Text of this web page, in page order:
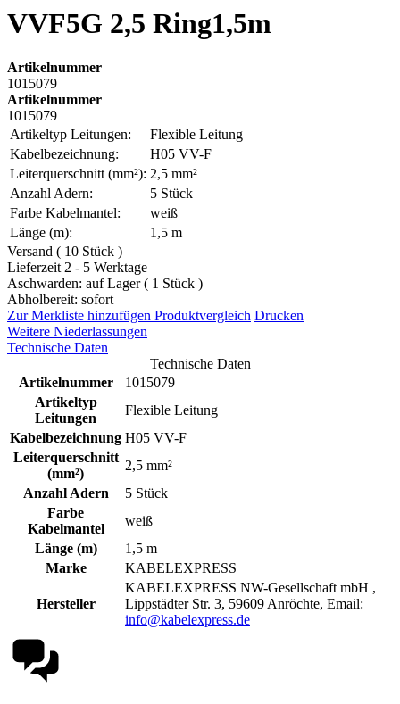
VVF5G 2,5 Ring1,5m
Artikelnummer
1015079
Artikelnummer
1015079
Artikeltyp Leitungen:
Flexible Leitung
Kabelbezeichnung:
H05 VV-F
Leiterquerschnitt (mm²): 2,5 mm²
Anzahl Adern:
5 Stück
Farbe Kabelmantel:
weiß
Länge (m):
1,5 m
Versand ( 10 Stück )
Lieferzeit 2 - 5 Werktage
Aschwarden: auf Lager ( 1 Stück )
Abholbereit: sofort
Zur Merkliste hinzufügen Produktvergleich Drucken
Weitere Niederlassungen
Technische Daten
Technische Daten
Artikelnummer
1015079
Artikeltyp
Leitungen
Flexible Leitung
Kabelbezeichnung H05 VV-F
Leiterquerschnitt
(mm²)
2,5 mm²
Anzahl Adern
5 Stück
Farbe
Kabelmantel
weiß
Länge (m)
1,5 m
Marke
KABELEXPRESS
Hersteller
KABELEXPRESS NW-Gesellschaft mbH ,
Lippstädter Str. 3, 59609 Anröchte, Email:
info@kabelexpress.de